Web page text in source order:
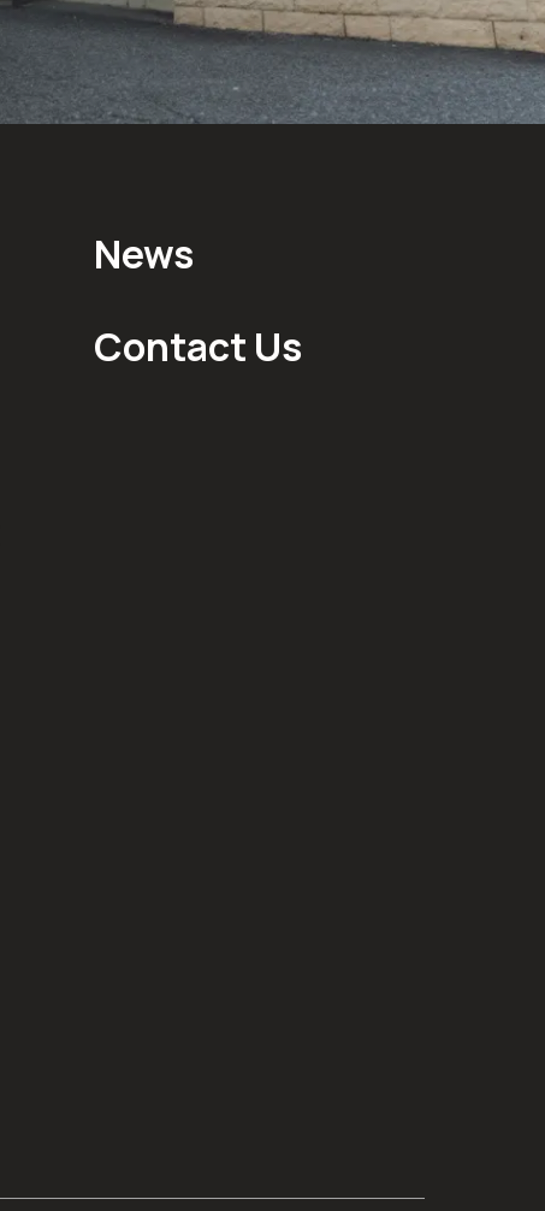
News
Contact Us